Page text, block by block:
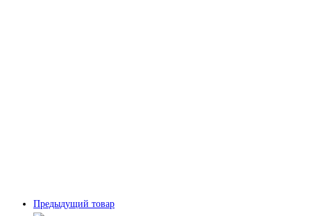
Предыдущий товар